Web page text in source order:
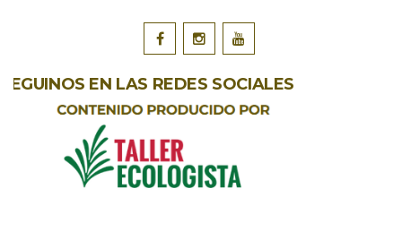
SEGUINOS EN LAS REDES SOCIALES